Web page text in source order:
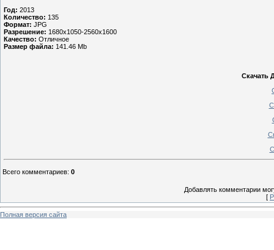
Год: 2013
Количество: 135
Формат: JPG
Разрешение: 1680х1050-2560х1600
Качество: Отличное
Размер файла: 141.46 Mb
Скачать
Всего комментариев: 0
Добавлять комментарии
[
Полная версия сайта